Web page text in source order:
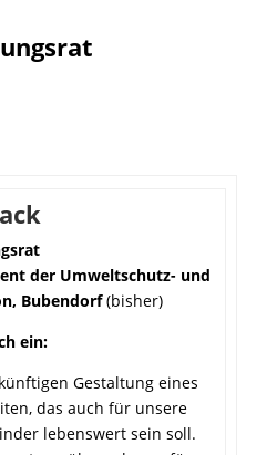
der Umweltschutz- und
Bubendorf(bisher)
ein:
Gestaltung eines
das auch für unsere
lebenswert sein soll.